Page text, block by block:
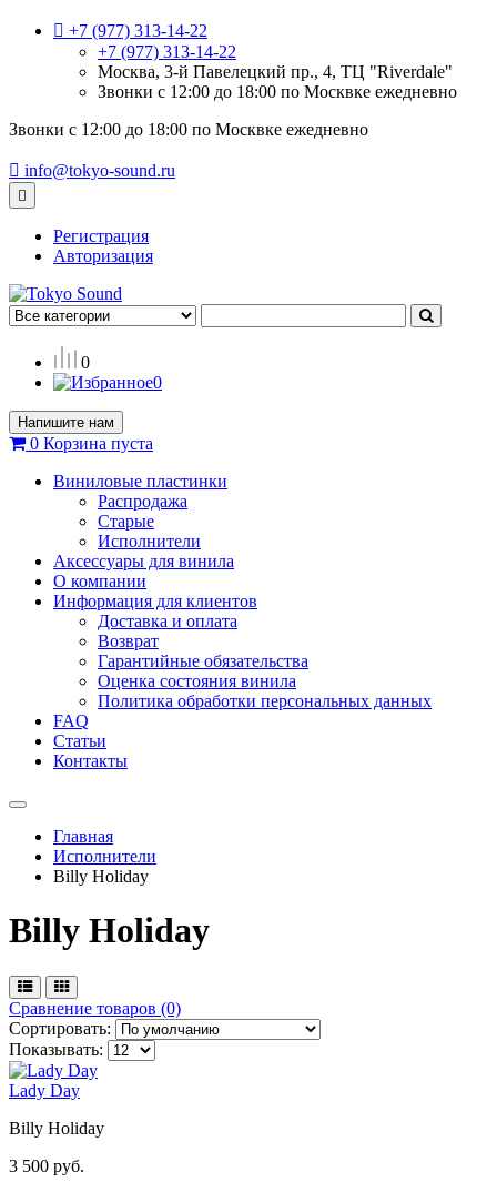
+7 (977) 313-14-22
+7 (977) 313-14-22
Москва, 3-й Павелецкий пр., 4, ТЦ "Riverdale"
Звонки с 12:00 до 18:00 по Москвке ежедневно
Звонки с 12:00 до 18:00 по Москвке ежедневно
info@tokyo-sound.ru
Регистрация
Авторизация
0
0
Напишите нам
0 Корзина пуста
Виниловые пластинки
Распродажа
Старые
Исполнители
Аксессуары для винила
О компании
Информация для клиентов
Доставка и оплата
Возврат
Гарантийные обязательства
Оценка состояния винила
Политика обработки персональных данных
FAQ
Статьи
Контакты
Меню
Главная
Исполнители
Billy Holiday
Billy Holiday
Сравнение товаров (0)
Сортировать:
Показывать:
Lady Day
Billy Holiday
3 500 руб.